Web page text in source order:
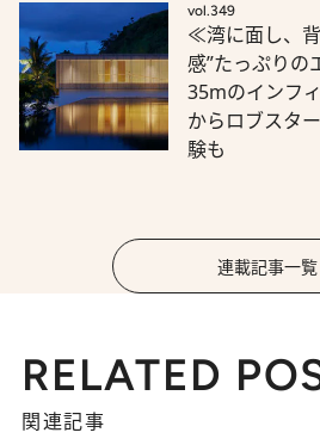
vol.349
≪湾に面し、
感”たっぷり
35mのインフ
からロブスタ
験も
連載記事一覧
RELATED
関連記事